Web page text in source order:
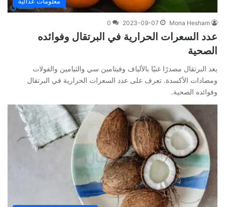
Mona Hesham
2023-09-07
0
عدد السعرات الحرارية في البرتقال وفوائده
الصحية
يعد البرتقال مصدرًا غنيًا بالألياف وفيتامين سي والثيامين والفولات
ومضادات الأكسدة. تعرف على عدد السعرات الحرارية في البرتقال
وفوائده الصحية.